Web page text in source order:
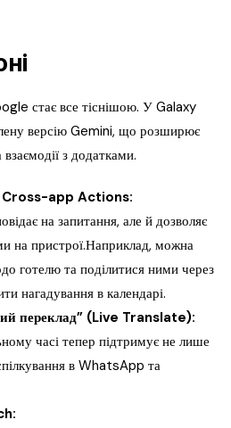
стає все тіснішою. У Galaxy
версію Gemini, що розширює
з додатками.
Cross-app Actions:
на запитання, але й дозволяє
на пристрої.Наприклад, можна
готелю та поділитися ними через
нагадування в календарі.
переклад” (Live Translate):
часі тепер підтримує не лише
в WhatsApp та